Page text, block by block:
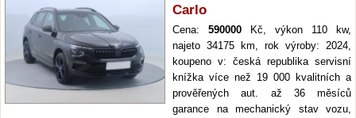
Carlo
Cena: 590000 Kč, výkon 110 kw,
najeto 34175 km, rok výroby: 2024,
koupeno v: česká republika servisní
knížka více než 19 000 kvalitních a
prověřených aut. až 36 měsíců
garance na mechanický stav vozu,